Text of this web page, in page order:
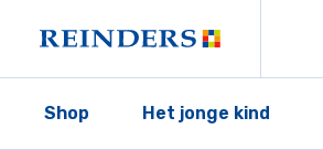
Shop Het jonge kind